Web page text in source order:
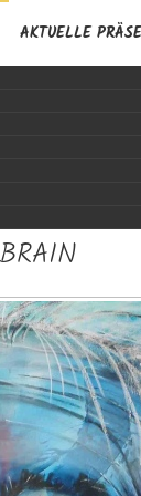
AKTUELLE
+ Auszeit